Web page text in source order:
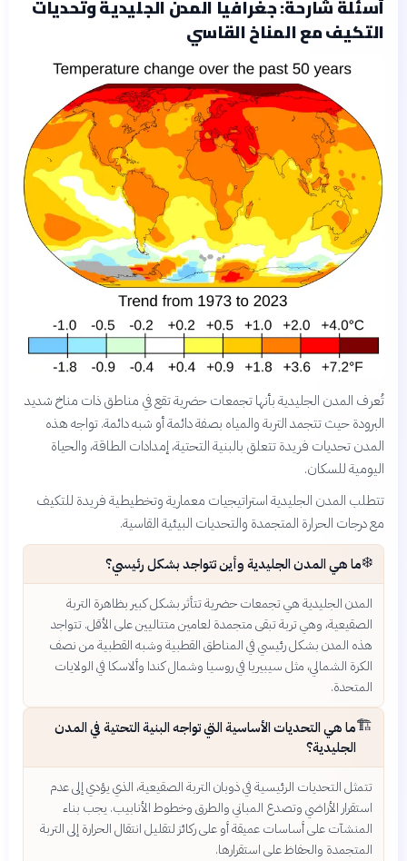
أسئلة شارحة: جغرافيا المدن الجليدية وتحديات
التكيف مع المناخ القاسي
تُعرف المدن الجليدية بأنها تجمعات حضرية تقع في مناطق ذات مناخ شديد
البرودة حيث تتجمد التربة والمياه بصفة دائمة أو شبه دائمة. تواجه هذه
المدن تحديات فريدة تتعلق بالبنية التحتية، إمدادات الطاقة، والحياة
اليومية للسكان.
تتطلب المدن الجليدية استراتيجيات معمارية وتخطيطية فريدة للتكيف
مع درجات الحرارة المتجمدة والتحديات البيئية القاسية.
❄️ما هي المدن الجليدية وأين تتواجد بشكل رئيسي؟
المدن الجليدية هي تجمعات حضرية تتأثر بشكل كبير بظاهرة التربة
الصقيعية، وهي تربة تبقى متجمدة لعامين متتاليين على الأقل. تتواجد
هذه المدن بشكل رئيسي في المناطق القطبية وشبه القطبية من نصف
الكرة الشمالي، مثل سيبيريا في روسيا وشمال كندا وألاسكا في الولايات
المتحدة.
🏗️ما هي التحديات الأساسية التي تواجه البنية التحتية في المدن
الجليدية؟
تتمثل التحديات الرئيسية في ذوبان التربة الصقيعية، الذي يؤدي إلى عدم
استقرار الأراضي وتصدع المباني والطرق وخطوط الأنابيب. يجب بناء
المنشآت على أساسات عميقة أو على ركائز لتقليل انتقال الحرارة إلى التربة
المتجمدة والحفاظ على استقرارها.